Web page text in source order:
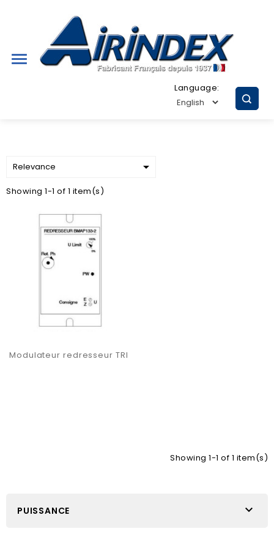

Language:
Relevance 
Showing 1-1 of 1 item(s)
Modulateur redresseur TRI
Showing 1-1 of 1 item(s)
PUISSANCE 